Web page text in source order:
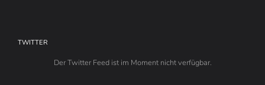
TWITTER
Der Twitter Feed ist im Moment nicht verfügbar.